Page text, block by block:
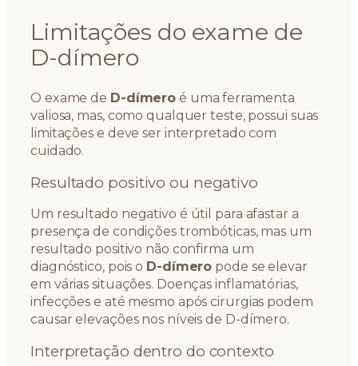
Limitações do exame de
D-dímero
O exame de D-dímero é uma ferramenta
valiosa, mas, como qualquer teste, possui suas
limitações e deve ser interpretado com
cuidado.
Resultado positivo ou negativo
Um resultado negativo é útil para afastar a
presença de condições trombóticas, mas um
resultado positivo não confirma um
diagnóstico, pois o D-dímero pode se elevar
em várias situações. Doenças inflamatórias,
infecções e até mesmo após cirurgias podem
causar elevações nos níveis de D-dímero.
Interpretação dentro do contexto